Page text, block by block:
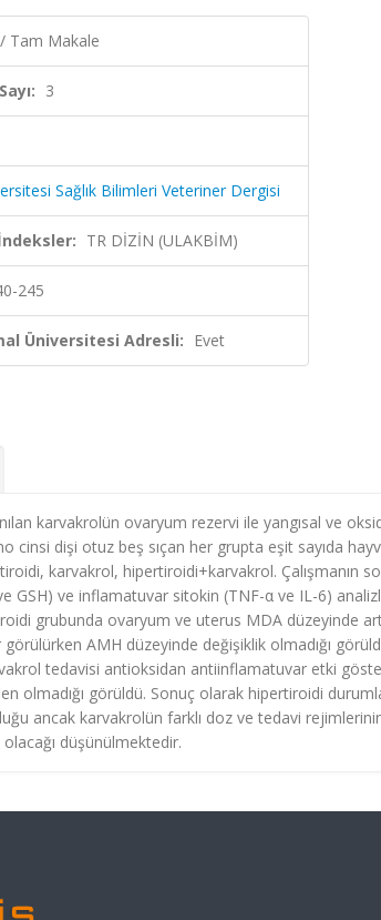
Tam Makale
Sayı: 3
Sağlık Bilimleri Veteriner Dergisi
TR DİZİN (ULAKBİM)
245
Üniversitesi Adresli: Evet
karvakrolün ovaryum rezervi ile yangısal ve
cinsi dişi otuz beş sıçan her grupta eşit sayıda
karvakrol, hipertiroidi+karvakrol. Çalışmanın
GSH) ve inflamatuvar sitokin (TNF-α ve IL-6)
grubunda ovaryum ve uterus MDA düzeyinde
görülürken AMH düzeyinde değişiklik olmadığı
tedavisi antioksidan antiinflamatuvar etki
olmadığı görüldü. Sonuç olarak hipertiroidi
ancak karvakrolün farklı doz ve tedavi
düşünülmektedir.